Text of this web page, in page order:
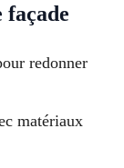
façade
redonner
matériaux